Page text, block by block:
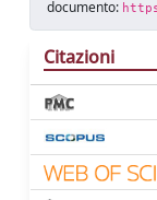
documento:
Citazioni